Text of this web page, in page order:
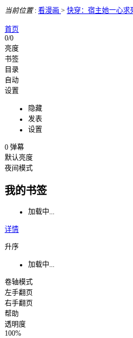
当前位置: 看漫画 > 快穿：宿主她一心求
首页
0/0
亮度
书签
目录
自动
设置
隐藏
发表
设置
0 弹幕
默认亮度
夜间模式
我的书签
加载中...
详情
升序
加载中...
卷轴模式
左手翻页
右手翻页
帮助
透明度
100%